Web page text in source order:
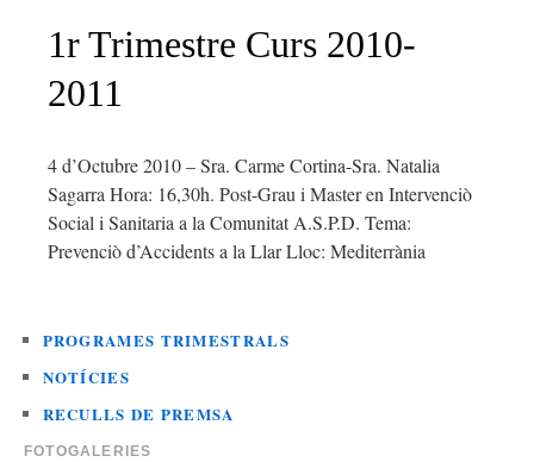
1r Trimestre Curs 2010-
2011
4 d’Octubre 2010 – Sra. Carme Cortina-Sra. Natalia
Sagarra Hora: 16,30h. Post-Grau i Master en Intervenciò
Social i Sanitaria a la Comunitat A.S.P.D. Tema:
Prevenciò d’Accidents a la Llar Lloc: Mediterrània
PROGRAMES TRIMESTRALS
NOTÍCIES
RECULLS DE PREMSA
FOTOGALERIES